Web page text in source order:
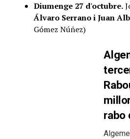
Diumenge 27 d'octubre.
Álvaro Serrano i Juan
Gómez Núñez)
rabo